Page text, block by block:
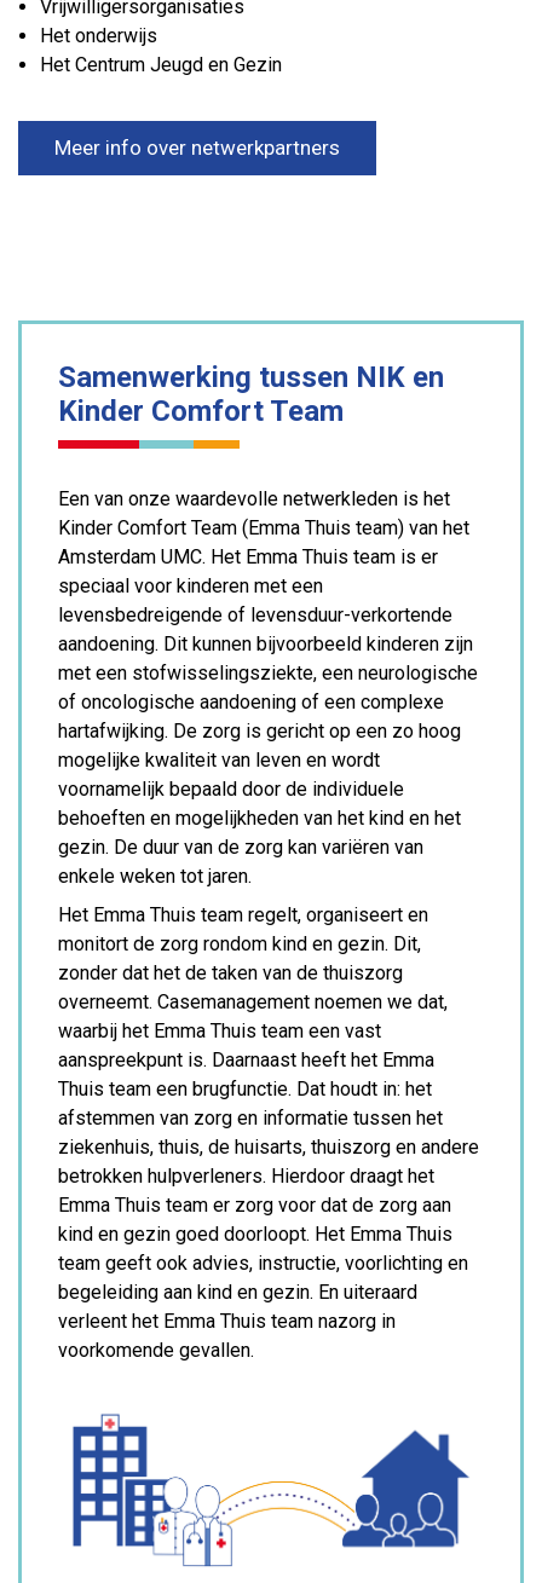
Vrijwilligersorganisaties
Het onderwijs
Het Centrum Jeugd en Gezin
Meer info over netwerkpartners
Samenwerking tussen NIK en
Kinder Comfort Team
Een van onze waardevolle netwerkleden is het
Kinder Comfort Team (Emma Thuis team) van het
Amsterdam UMC. Het Emma Thuis team is er
speciaal voor kinderen met een
levensbedreigende of levensduur-verkortende
aandoening. Dit kunnen bijvoorbeeld kinderen zijn
met een stofwisselingsziekte, een neurologische
of oncologische aandoening of een complexe
hartafwijking. De zorg is gericht op een zo hoog
mogelijke kwaliteit van leven en wordt
voornamelijk bepaald door de individuele
behoeften en mogelijkheden van het kind en het
gezin. De duur van de zorg kan variëren van
enkele weken tot jaren.
Het Emma Thuis team regelt, organiseert en
monitort de zorg rondom kind en gezin. Dit,
zonder dat het de taken van de thuiszorg
overneemt. Casemanagement noemen we dat,
waarbij het Emma Thuis team een vast
aanspreekpunt is. Daarnaast heeft het Emma
Thuis team een brugfunctie. Dat houdt in: het
afstemmen van zorg en informatie tussen het
ziekenhuis, thuis, de huisarts, thuiszorg en andere
betrokken hulpverleners. Hierdoor draagt het
Emma Thuis team er zorg voor dat de zorg aan
kind en gezin goed doorloopt. Het Emma Thuis
team geeft ook advies, instructie, voorlichting en
begeleiding aan kind en gezin. En uiteraard
verleent het Emma Thuis team nazorg in
voorkomende gevallen.